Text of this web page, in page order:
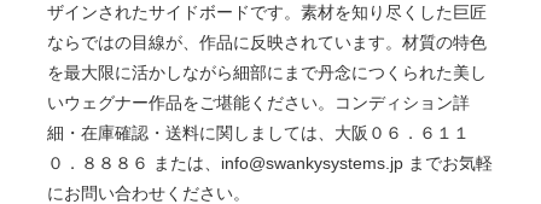
ザインされたサイドボードです。素材を知り尽くした巨匠
ならではの目線が、作品に反映されています。材質の特色
を最大限に活かしながら細部にまで丹念につくられた美し
いウェグナー作品をご堪能ください。コンディション詳
細・在庫確認・送料に関しましては、大阪０６．６１１
０．８８８６ または、info@swankysystems.jp までお気軽
にお問い合わせください。